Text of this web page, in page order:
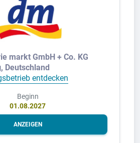
markt GmbH + Co. KG
Deutschland
entdecken
Beginn
01.08.2027
ANZEIGEN